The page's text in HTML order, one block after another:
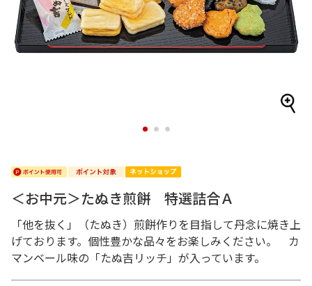
1 2 3
＜お中元＞たぬき煎餅 特選詰合Ａ
「他を抜く」（たぬき）煎餅作りを目指して丹念に焼き上
げております。個性豊かな品々をお楽しみください。 カ
マンベール味の「たぬ吉リッチ」が入っています。